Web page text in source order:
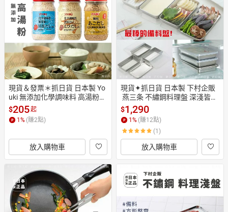
現貨＆發票＊抓日貨 日本製 Yo
uki 無添加化學調味料 高湯粉
調味料 干貝 飛魚 雞湯 蝦味 中
華料理 炒菜 煮火鍋
$205起
1% (賺2點)
放入購物車
現貨✦抓日貨 日本製 下村企販
燕三条 不繡鋼料理盤 深淺皆有
各種需求 備料盤 料理盤 附蓋
附網片 備料 做料理
$1,290
1% (賺12點)
(1)
放入購物車